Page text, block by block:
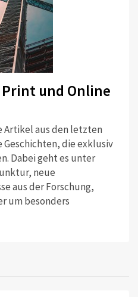
und Online
Artikel aus den letzten
die exklusiv
Dabei geht es unter
neue
aus der Forschung,
um besonders